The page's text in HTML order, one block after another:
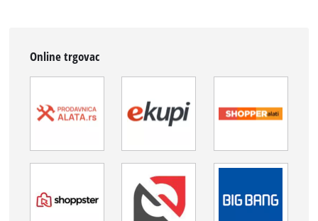
Online trgovac